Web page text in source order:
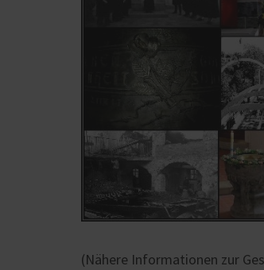
(Nähere Informationen zur